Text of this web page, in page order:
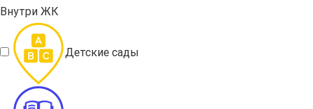
Внутри ЖК
Детские сады